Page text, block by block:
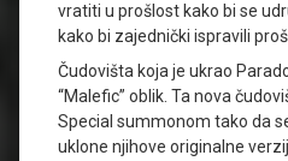
vratiti u prošlost kako bi se
kako bi zajednički ispravili
Čudovišta koja je ukrao
“Malefic” oblik. Ta nova
Special summonom tako da
uklone njihove originalne